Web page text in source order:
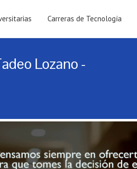
Carreras de Tecnología
Lozano -